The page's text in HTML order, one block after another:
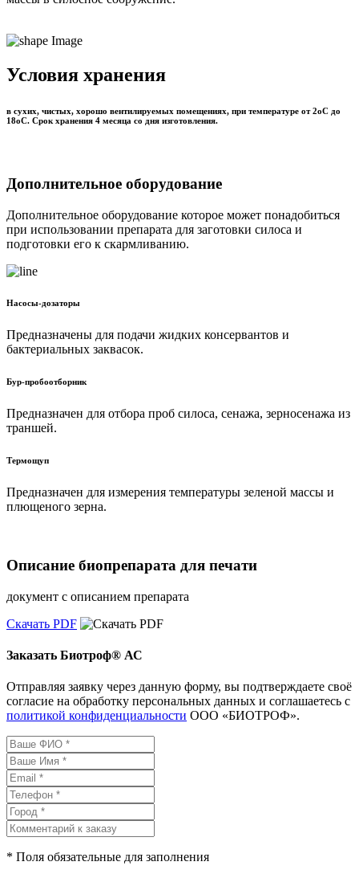
Условия хранения
в сухих, чистых, хорошо вентилируемых помещениях, при температуре от 2оС до
18оС. Срок хранения 4 месяца со дня изготовления.
Дополнительное оборудование
Дополнительное оборудование которое может понадобиться
при использовании препарата для заготовки силоса и
подготовки его к скармливанию.
Насосы-дозаторы
Предназначены для подачи жидких консервантов и
бактериальных заквасок.
Бур-пробоотборник
Предназначен для отбора проб силоса, сенажа, зерносенажа из
траншей.
Термощуп
Предназначен для измерения температуры зеленой массы и
плющеного зерна.
Описание биопрепарата для печати
документ с описанием препарата
Скачать PDF
Заказать Биотроф® АС
Отправляя заявку через данную форму, вы подтверждаете своё
согласие на обработку персональных данных и соглашаетесь с
политикой конфиденциальности ООО «БИОТРОФ».
* Поля обязательные для заполнения